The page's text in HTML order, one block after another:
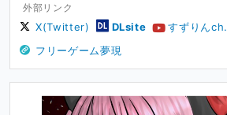
外部リンク
X(Twitter) DLsite すずりんch.
フリーゲーム夢現